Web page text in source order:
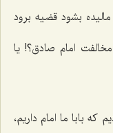
بشود قضیه برود
امام صادق؟! یا
كه بابا ما امام داریم،